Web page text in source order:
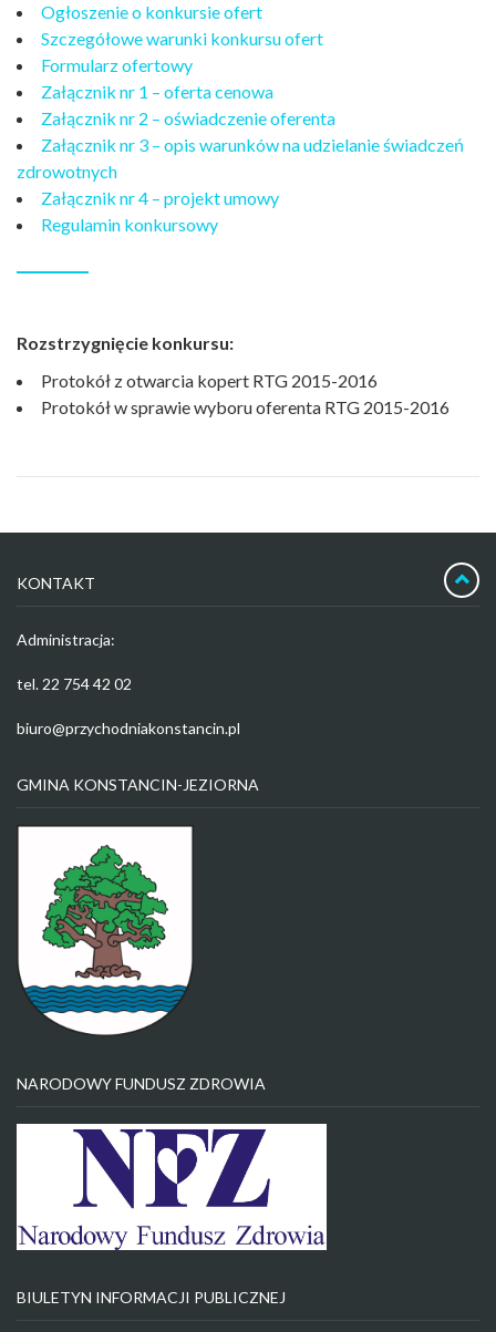
Ogłoszenie o konkursie ofert
Szczegółowe warunki konkursu ofert
Formularz ofertowy
Załącznik nr 1 – oferta cenowa
Załącznik nr 2 – oświadczenie oferenta
Załącznik nr 3 – opis warunków na udzielanie świadczeń
zdrowotnych
Załącznik nr 4 – projekt umowy
Regulamin konkursowy
Rozstrzygnięcie konkursu:
Protokół z otwarcia kopert RTG 2015-2016
Protokół w sprawie wyboru oferenta RTG 2015-2016
KONTAKT
Administracja:
tel. 22 754 42 02
biuro@przychodniakonstancin.pl
GMINA KONSTANCIN-JEZIORNA
NARODOWY FUNDUSZ ZDROWIA
BIULETYN INFORMACJI PUBLICZNEJ